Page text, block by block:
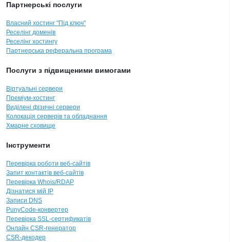
Партнерські послуги
Власний хостинг "Під ключ"
Реселінг доменів
Реселінг хостингу
Партнерська реферальна програма
Послуги з підвищеними вимогами
Віртуальні сервери
Преміум-хостинг
Виділені фізичні сервери
Колокація серверів та обладнання
Хмарне сховище
Інструменти
Перевірка роботи веб-сайтів
Запит контактів веб-сайтів
Перевірка Whois/RDAP
Дізнатися мій IP
Записи DNS
PunyCode-конвертер
Перевірка SSL-сертификатів
Онлайн CSR-генератор
CSR-декодер